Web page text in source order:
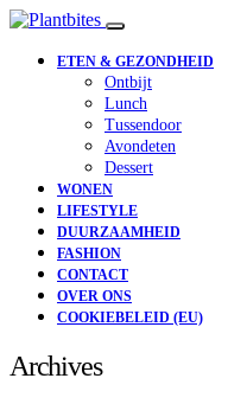
ETEN & GEZONDHEID
Ontbijt
Lunch
Tussendoor
Avondeten
Dessert
WONEN
LIFESTYLE
DUURZAAMHEID
FASHION
CONTACT
OVER ONS
COOKIEBELEID (EU)
Archives